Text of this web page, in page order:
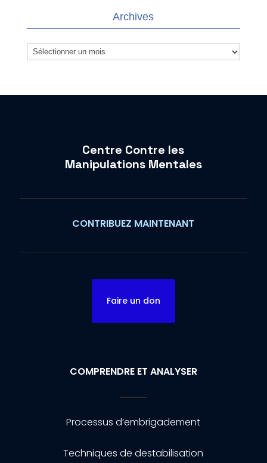
Archives
Archives
Centre Contre les
Manipulations Mentales
CONTRIBUEZ MAINTENANT
Faire un don
COMPRENDRE ET ANALYSER
Processus d’embrigadement
Techniques de destabilisation